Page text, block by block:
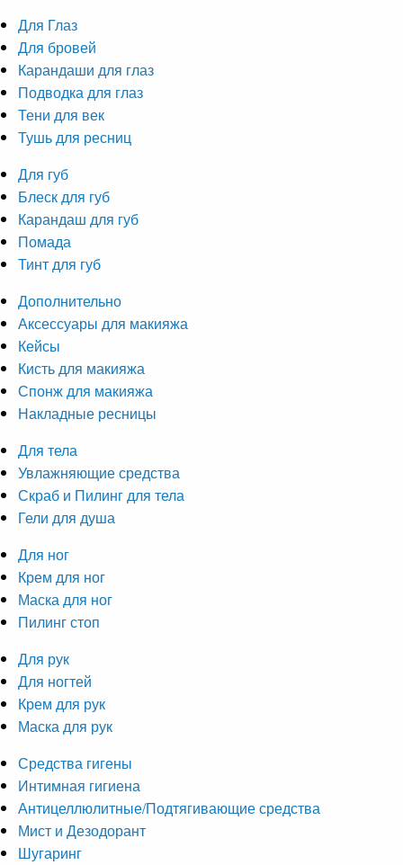
Для Глаз
Для бровей
Карандаши для глаз
Подводка для глаз
Тени для век
Тушь для ресниц
Для губ
Блеск для губ
Карандаш для губ
Помада
Тинт для губ
Дополнительно
Аксессуары для макияжа
Кейсы
Кисть для макияжа
Спонж для макияжа
Накладные ресницы
Для тела
Увлажняющие средства
Скраб и Пилинг для тела
Гели для душа
Для ног
Крем для ног
Маска для ног
Пилинг стоп
Для рук
Для ногтей
Крем для рук
Маска для рук
Средства гигены
Интимная гигиена
Антицеллюлитные/Подтягивающие средства
Мист и Дезодорант
Шугаринг